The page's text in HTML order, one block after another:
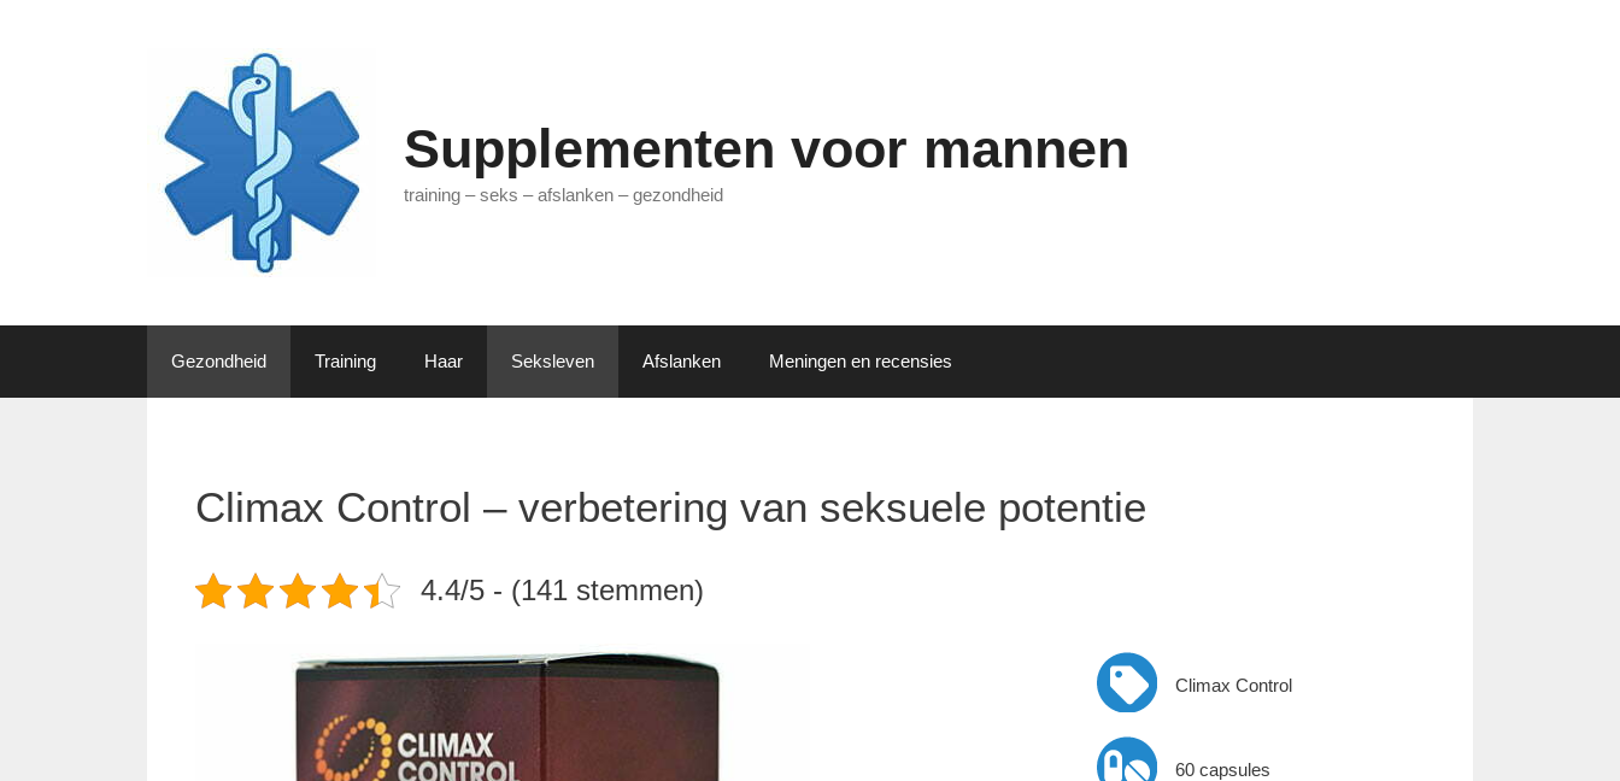
Supplementen voor mannen
training – seks – afslanken – gezondheid
Gezondheid Training Haar Seksleven Afslanken Meningen en recensies
Climax Control – verbetering van seksuele potentie
4.4/5 - (141 stemmen)
Climax Control
60 capsules